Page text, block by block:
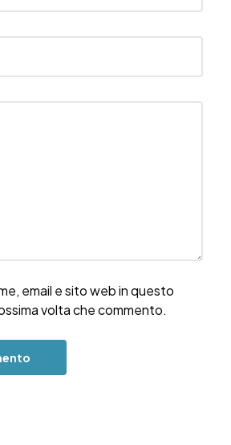
email e sito web in questo
volta che commento.